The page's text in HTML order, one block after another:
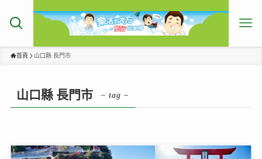
首頁 山口縣 長門市
山口縣 長門市 – tag –